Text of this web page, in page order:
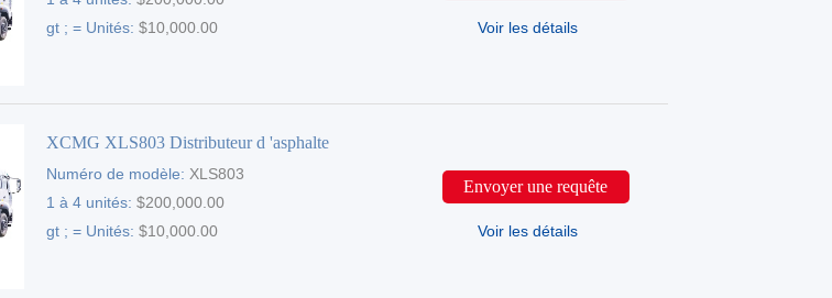
gt ; = Unités:$10,000.00 Voir les détails
XCMG XLS803 Distributeur d 'asphalte
Numéro de modèle: XLS803
1 à 4 unités:$200,000.00
gt ; = Unités:$10,000.00
Envoyer une requête
Voir les détails